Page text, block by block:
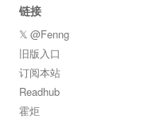
链接
𝕏 @Fenng
旧版入口
订阅本站
Readhub
霍炬